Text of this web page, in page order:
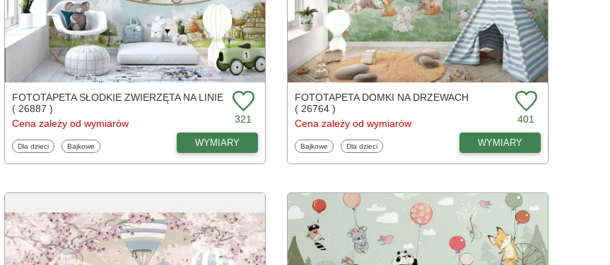
FOTOTAPETA SŁODKIE ZWIERZĘTA NA LINIE
( 26887 )
Cena zależy od wymiarów
321
Fototapety
Dla dzieci Fototapety
Bajkowe WYMIARY
FOTOTAPETA DOMKI NA DRZEWACH
( 26764 )
Cena zależy od wymiarów
401
Fototapety
Bajkowe Fototapety
Dla dzieci WYMIARY